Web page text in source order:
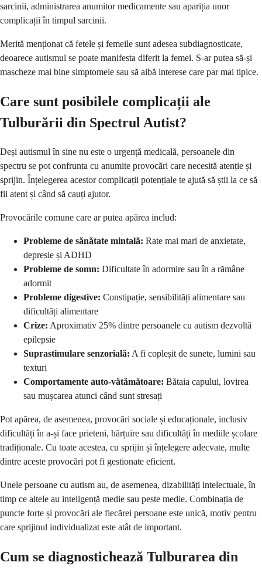
sarcinii, administrarea anumitor medicamente sau apariția unor
complicații în timpul sarcinii.
Merită menționat că fetele și femeile sunt adesea subdiagnosticate,
deoarece autismul se poate manifesta diferit la femei. S-ar putea să-și
mascheze mai bine simptomele sau să aibă interese care par mai tipice.
Care sunt posibilele complicații ale
Tulburării din Spectrul Autist?
Deși autismul în sine nu este o urgență medicală, persoanele din
spectru se pot confrunta cu anumite provocări care necesită atenție și
sprijin. Înțelegerea acestor complicații potențiale te ajută să știi la ce să
fii atent și când să cauți ajutor.
Provocările comune care ar putea apărea includ:
Probleme de sănătate mintală: Rate mai mari de anxietate,
depresie și ADHD
Probleme de somn: Dificultate în adormire sau în a rămâne
adormit
Probleme digestive: Constipație, sensibilități alimentare sau
dificultăți alimentare
Crize: Aproximativ 25% dintre persoanele cu autism dezvoltă
epilepsie
Suprastimulare senzorială: A fi copleșit de sunete, lumini sau
texturi
Comportamente auto-vătămătoare: Bătaia capului, lovirea
sau mușcarea atunci când sunt stresați
Pot apărea, de asemenea, provocări sociale și educaționale, inclusiv
dificultăți în a-și face prieteni, hărțuire sau dificultăți în mediile școlare
tradiționale. Cu toate acestea, cu sprijin și înțelegere adecvate, multe
dintre aceste provocări pot fi gestionate eficient.
Unele persoane cu autism au, de asemenea, dizabilități intelectuale, în
timp ce altele au inteligență medie sau peste medie. Combinația de
puncte forte și provocări ale fiecărei persoane este unică, motiv pentru
care sprijinul individualizat este atât de important.
Cum se diagnostichează Tulburarea din